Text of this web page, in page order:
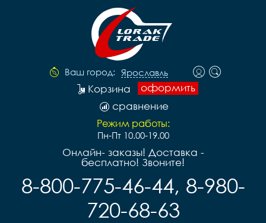
Ваш город: Ярославль
оформить
Корзина
сравнение
Режим работы:
Пн-Пт 10.00-19.00
Онлайн- заказы! Доставка -
бесплатно! Звоните!
8-800-775-46-44, 8-980-
720-68-63